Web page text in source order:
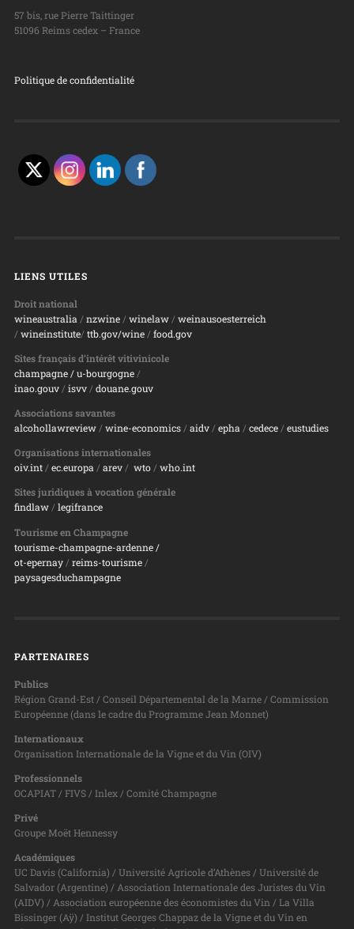
57 bis, rue Pierre Taittinger
51096 Reims cedex – France
Politique de confidentialité
LIENS UTILES
Droit national
wineaustralia / nzwine/ winelaw/ weinausoesterreich
/ wineinstitute/ ttb.gov/wine/ food.gov
Sites français d’intérêt vitivinicole
champagne/ u-bourgogne/
inao.gouv/ isvv/ douane.gouv
Associations savantes
alcohollawreview/ wine-economics/ aidv/ epha / cedece/ eustudies
Organisations internationales
oiv.int/ ec.europa/ arev/ wto/ who.int
Sites juridiques à vocation générale
findlaw/ legifrance
Tourisme en Champagne
tourisme-champagne-ardenne /
ot-epernay/ reims-tourisme/
paysagesduchampagne
PARTENAIRES
Publics
Région Grand-Est / Conseil Départemental de la Marne / Commission
Européenne (dans le cadre du Programme Jean Monnet)
Internationaux
Organisation Internationale de la Vigne et du Vin (OIV)
Professionnels
OCAPIAT / FIVS / Inlex / Comité Champagne
Privé
Groupe Moët Hennessy
Académiques
UC Davis (California) / Université Agricole d’Athènes / Université de
Salvador (Argentine) / Association Internationale des Juristes du Vin
(AIDV) / Association européenne des économistes du Vin / La Villa
Bissinger (Aÿ) / Institut Georges Chappaz de la Vigne et du Vin en